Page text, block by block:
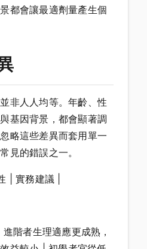
都會讓最適劑量產生個
非人人均等。年齡、性
基因背景，都會顯著調
略這些差異而套用單一
見的錯誤之一。
| 實務建議 |
階者生理適應更成熟，